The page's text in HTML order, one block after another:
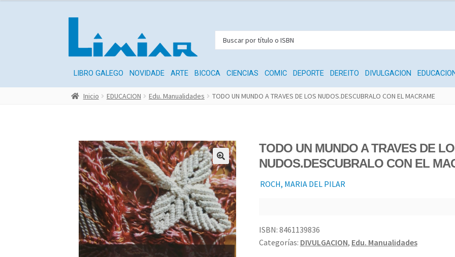
LIBRO GALEGO NOVIDADE ARTE BICOCA CIENCIAS COMIC DEPORTE DEREITO DIVULGACION
Inicio EDUCACION Edu. Manualidades TODO UN MUNDO A TRAVES DE LOS NUDOS.DESCUBRALO CON EL MACRAME
TODO UN MUNDO A TRAVES DE
NUDOS.DESCUBRALO CON EL
ROCH, MARIA DEL PILAR
ISBN: 8461139836
Categorías: DIVULGACION, Edu. Manualidades